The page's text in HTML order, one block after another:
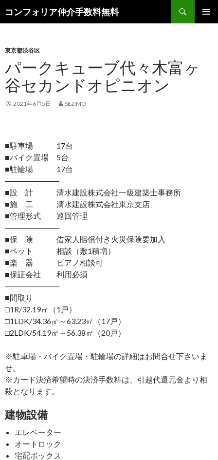
コンフォリア仲介手数料無料
索
ン
へ
ス
キ
ッ
東京都渋谷区
パークキューブ代々木富ヶ
谷セカンドオピニオン
2021年6月5日 SEZIMO
■駐車場 17台
■バイク置場 5台
■駐輪場 17台
―――――――
■設 計 清水建設株式会社一級建築士事務所
■施 工 清水建設株式会社東京支店
■管理形式 巡回管理
―――――――
■保 険 借家人賠償付き火災保険要加入
■ペット 相談（敷1積増）
■楽 器 ピアノ相談可
■保証会社 利用必須
―――――――
■間取り
□1R/32.19㎡（1戸）
□1LDK/34.36㎡～63.23㎡（17戸）
□2LDK/54.19㎡～56.38㎡（20戸）
※駐車場・バイク置場・駐輪場の詳細はお問合せ下さいま
せ。
※カード決済希望時の決済手数料は、引越代還元金より相
殺となります。
建物設備
エレベーター
オートロック
宅配ボックス